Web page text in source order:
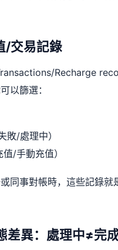
/交易記錄
Recharge
以篩選：
敗/處理中）
/手動充值）
同事對帳時，這些記錄就
差異：處理中≠完